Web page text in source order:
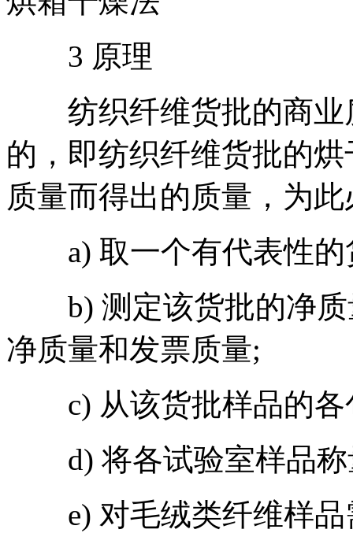
3 原理
纺织纤维货批的商业
的，即纺织纤维货批的
质量而得出的质量，为
a) 取一个有代表性的
b) 测定该货批的净质
净质量和发票质量;
c) 从该货批样品的各
d) 将各试验室样品称
e) 对毛绒类纤维样品